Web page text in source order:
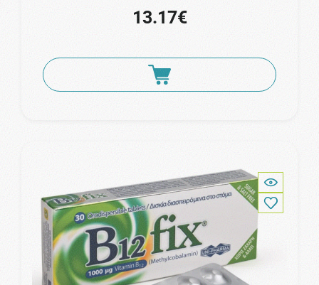
13.17€